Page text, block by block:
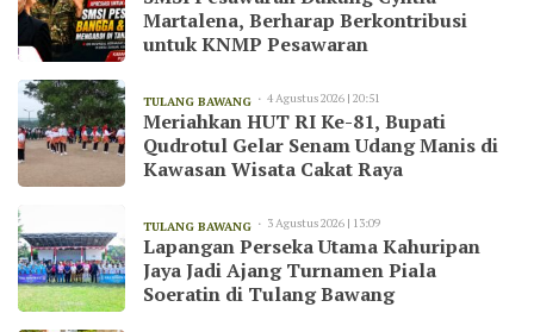
Martalena, Berharap Berkontribusi
untuk KNMP Pesawaran
TULANG BAWANG 4 Agustus 2026 | 20:51
Meriahkan HUT RI Ke-81, Bupati
Qudrotul Gelar Senam Udang Manis di
Kawasan Wisata Cakat Raya
TULANG BAWANG 3 Agustus 2026 | 13:09
Lapangan Perseka Utama Kahuripan
Jaya Jadi Ajang Turnamen Piala
Soeratin di Tulang Bawang